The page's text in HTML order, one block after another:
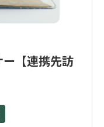
【連携先訪